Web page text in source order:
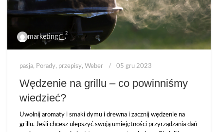
marketing
2
pasja, Porady, przepisy, Weber 05 gru 2023
Wędzenie na grillu – co powinniśmy
wiedzieć?
Uwolnij aromaty i smaki dymu i drewna i zacznij wędzenie na
grillu. Jeśli chcesz ulepszyć swoją umiejętności przyrządzania dań